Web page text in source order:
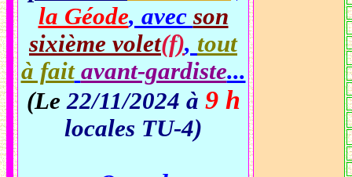
la Géode, avec son
sixième volet(f), tout
à fait avant-gardiste...
(Le22/11/2024 à 9 h
locales TU-4)